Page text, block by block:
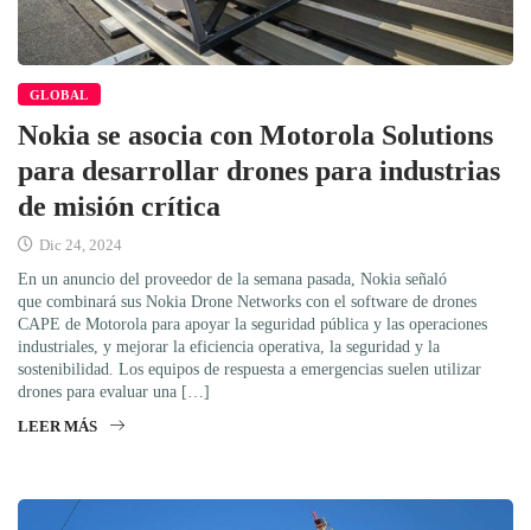
GLOBAL
Nokia se asocia con Motorola Solutions
para desarrollar drones para industrias
de misión crítica
Dic 24, 2024
En un anuncio del proveedor de la semana pasada, Nokia señaló
que combinará sus Nokia Drone Networks con el software de drones
CAPE de Motorola para apoyar la seguridad pública y las operaciones
industriales, y mejorar la eficiencia operativa, la seguridad y la
sostenibilidad. Los equipos de respuesta a emergencias suelen utilizar
drones para evaluar una […]
LEER MÁS